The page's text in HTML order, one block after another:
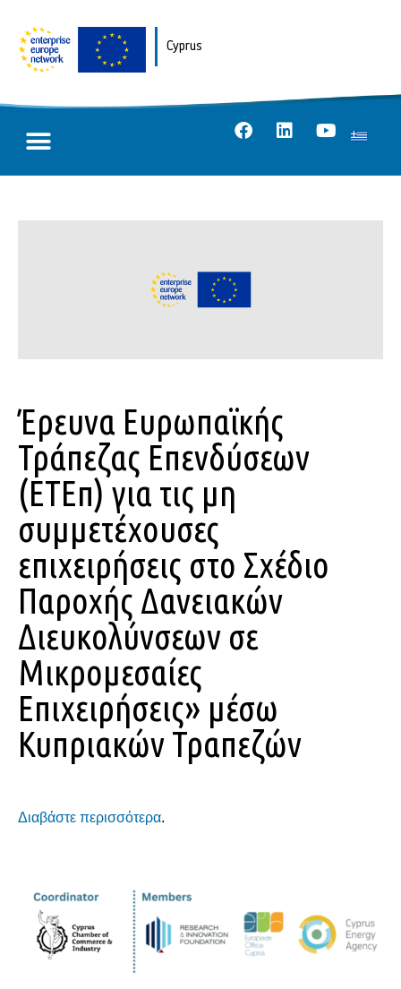
Cyprus
Έρευνα Ευρωπαϊκής
Τράπεζας Επενδύσεων
(ΕΤΕπ) για τις μη
συμμετέχουσες
επιχειρήσεις στο Σχέδιο
Παροχής Δανειακών
Διευκολύνσεων σε
Μικρομεσαίες
Επιχειρήσεις» μέσω
Κυπριακών Τραπεζών
Διαβάστε περισσότερα.